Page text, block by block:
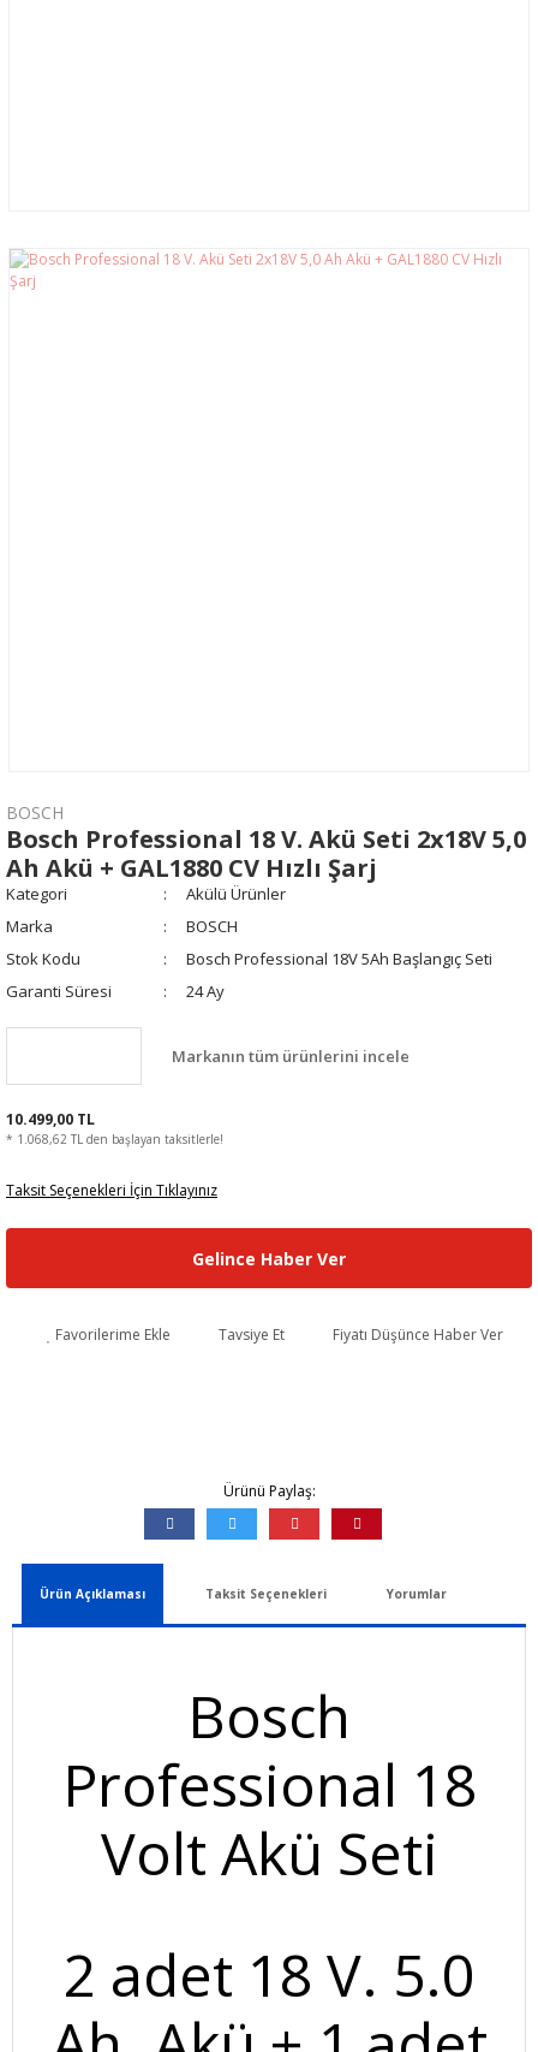
BOSCH
Bosch Professional 18 V. Akü Seti 2x18V 5,0
Ah Akü + GAL1880 CV Hızlı Şarj
Kategori
Akülü Ürünler
Marka
BOSCH
Stok Kodu
Bosch Professional 18V 5Ah Başlangıç Seti
Garanti Süresi
24 Ay
Markanın tüm ürünlerini incele
10.499,00 TL
* 1.068,62 TL den başlayan taksitlerle!
Taksit Seçenekleri İçin Tıklayınız
Gelince Haber Ver
Favorilerime Ekle Tavsiye Et Fiyatı Düşünce Haber Ver
Ürünü Paylaş:
Ürün Açıklaması Taksit Seçenekleri Yorumlar
Bosch
Professional 18
Volt Akü Seti
2 adet 18 V. 5.0